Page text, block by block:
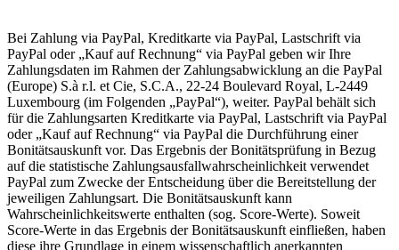
Bei Zahlung via PayPal, Kreditkarte via PayPal, Lastschrift via
PayPal oder „Kauf auf Rechnung“ via PayPal geben wir Ihre
Zahlungsdaten im Rahmen der Zahlungsabwicklung an die PayPal
(Europe) S.à r.l. et Cie, S.C.A., 22-24 Boulevard Royal, L-2449
Luxembourg (im Folgenden „PayPal“), weiter. PayPal behält sich
für die Zahlungsarten Kreditkarte via PayPal, Lastschrift via PayPal
oder „Kauf auf Rechnung“ via PayPal die Durchführung einer
Bonitätsauskunft vor. Das Ergebnis der Bonitätsprüfung in Bezug
auf die statistische Zahlungsausfallwahrscheinlichkeit verwendet
PayPal zum Zwecke der Entscheidung über die Bereitstellung der
jeweiligen Zahlungsart. Die Bonitätsauskunft kann
Wahrscheinlichkeitswerte enthalten (sog. Score-Werte). Soweit
Score-Werte in das Ergebnis der Bonitätsauskunft einfließen, haben
diese ihre Grundlage in einem wissenschaftlich anerkannten